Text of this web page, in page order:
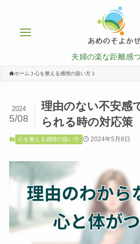
夫婦の楽な距離感
ホーム 心を整える感情の扱い方
理由のない不安感
られる時の対応策
2024
5/08
心を整える感情の扱い方 2024年5月8日